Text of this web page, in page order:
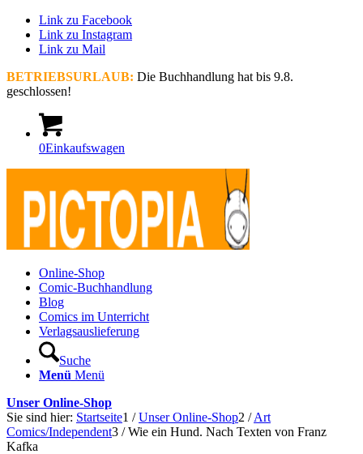
Link zu Facebook
Link zu Instagram
Link zu Mail
BETRIEBSURLAUB: Die Buchhandlung hat bis 9.8.
geschlossen!
0Einkaufswagen
Online-Shop
Comic-Buchhandlung
Blog
Comics im Unterricht
Verlagsauslieferung
Suche
Menü Menü
Unser Online-Shop
Sie sind hier: Startseite1 / Unser Online-Shop2 / Art
Comics/Independent3 / Wie ein Hund. Nach Texten von Franz
Kafka